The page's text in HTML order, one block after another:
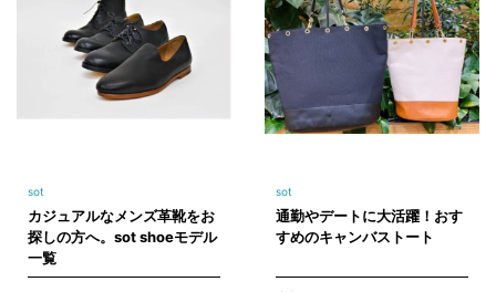
sot
カジュアルなメンズ革靴をお
探しの方へ。sot shoeモデル
一覧
sot
通勤やデートに大活躍！おす
すめのキャンバストート